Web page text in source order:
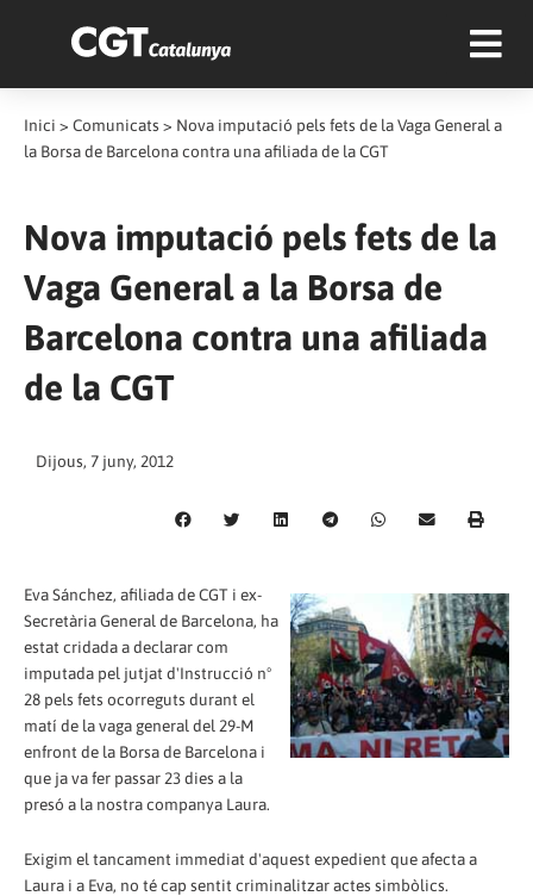
Inici > Comunicats > Nova imputació pels fets de la Vaga General a
la Borsa de Barcelona contra una afiliada de la CGT
Nova imputació pels fets de la
Vaga General a la Borsa de
Barcelona contra una afiliada
de la CGT
Dijous, 7 juny, 2012
Eva Sánchez, afiliada de CGT i ex­-
Secretària General de Barcelona, ha
estat cridada a declarar com
imputada pel jutjat d'Instrucció nº
28 pels fets ocorreguts durant el
matí de la vaga general del 29-M
enfront de la Borsa de Barcelona i
que ja va fer passar 23 dies a la
presó a la nostra companya Laura.
Exigim el tancament immediat d'aquest expedient que afecta a
Laura i a Eva, no té cap sentit criminalitzar actes simbòlics.